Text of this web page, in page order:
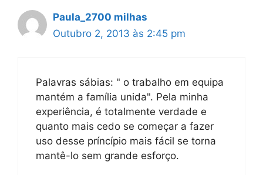
Paula_2700 milhas
Outubro 2, 2013 às 2:45 pm
Palavras sábias: " o trabalho em equipa
mantém a família unida". Pela minha
experiência, é totalmente verdade e
quanto mais cedo se começar a fazer
uso desse príncípio mais fácil se torna
mantê-lo sem grande esforço.